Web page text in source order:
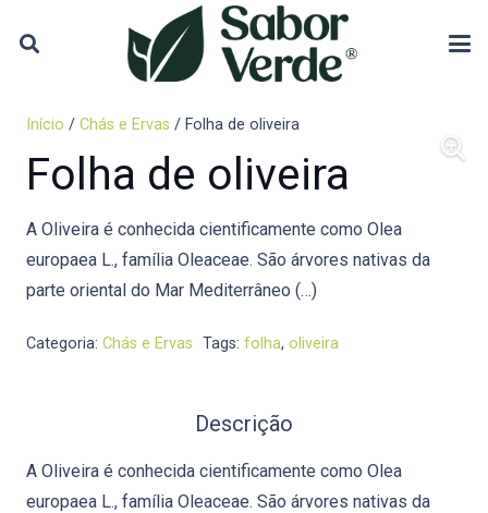
Início / Chás e Ervas / Folha de oliveira
Folha de oliveira
A Oliveira é conhecida cientificamente como Olea
europaea L., família Oleaceae. São árvores nativas da
parte oriental do Mar Mediterrâneo (…)
Categoria: Chás e Ervas Tags: folha, oliveira
Descrição
A Oliveira é conhecida cientificamente como Olea
europaea L., família Oleaceae. São árvores nativas da